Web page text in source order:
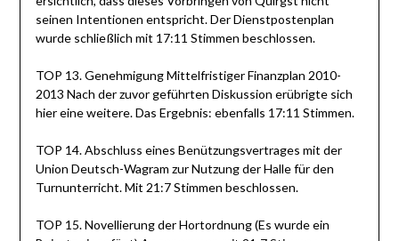
seinen Intentionen entspricht. Der Dienstpostenplan
wurde schließlich mit 17:11 Stimmen beschlossen.
TOP 13. Genehmigung Mittelfristiger Finanzplan 2010-
2013 Nach der zuvor geführten Diskussion erübrigte sich
hier eine weitere. Das Ergebnis: ebenfalls 17:11 Stimmen.
TOP 14. Abschluss eines Benützungsvertrages mit der
Union Deutsch-Wagram zur Nutzung der Halle für den
Turnunterricht. Mit 21:7 Stimmen beschlossen.
TOP 15. Novellierung der Hortordnung (Es wurde ein